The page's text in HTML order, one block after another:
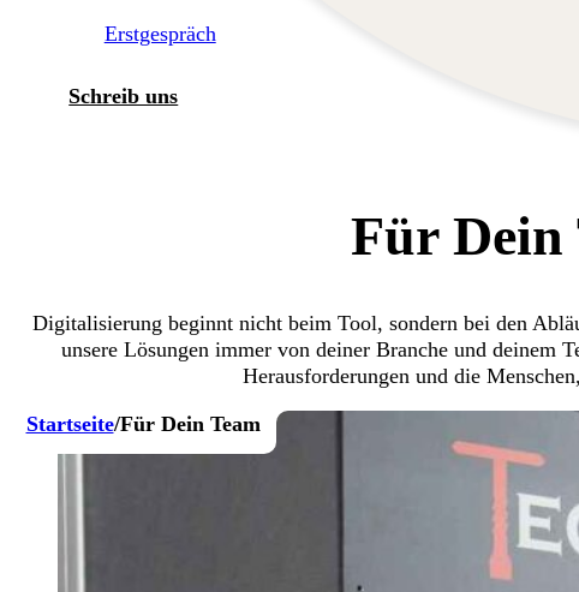
Erstgespräch
Schreib uns
Für Dein
Digitalisierung beginnt nicht beim Tool, sondern bei den
unsere Lösungen immer von deiner Branche und deinem
Herausforderungen und die
Startseite/Für Dein Team